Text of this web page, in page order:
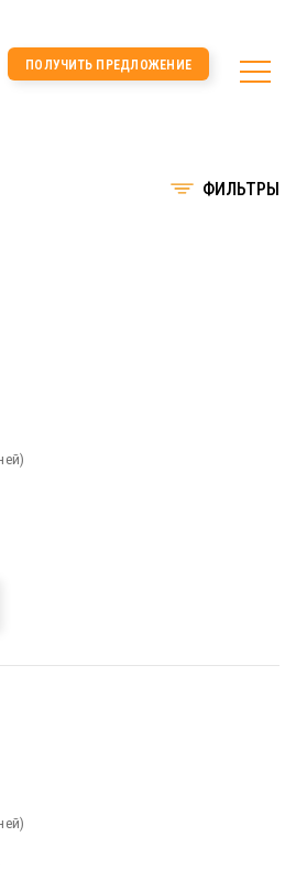
ПОЛУЧИТЬ ПРЕДЛОЖЕНИЕ
ФИЛЬТРЫ